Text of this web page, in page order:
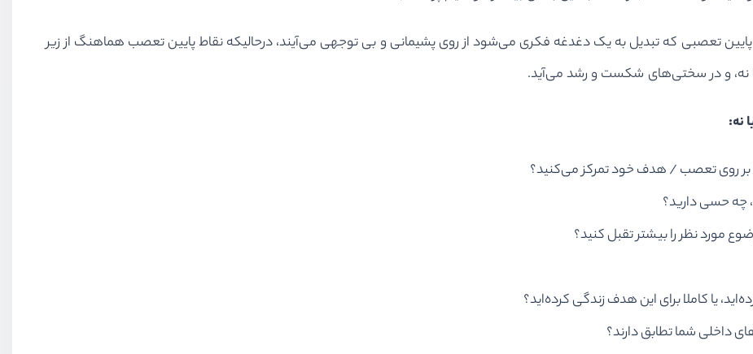
پایین تعصبی که تبدیل به یک دغدغه فکری می‌شود از روی پشیمانی و بی توجهی می‌آیند، درحالیکه نقاط پایین تعصب هماهنگ از زیر
نه، و در سختی‌های شکست و رشد می‌آید.
بر روی تعصب / هدف خود تمرکز می‌کنید؟
چه حسی دارید؟
مورد نظر را بیشتر تقبل کنید؟
داخلی شما تطابق دارند؟